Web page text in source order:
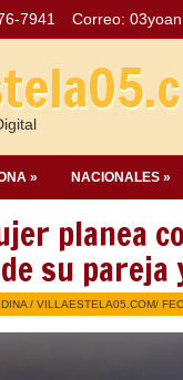
7941 Correo:
» NACIONALES »
planea
su pareja
/ VILLAESTELA05.COM/